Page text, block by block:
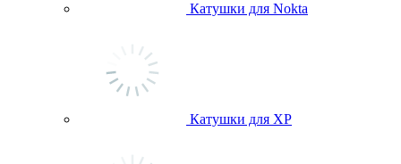
Катушки для Nokta
Катушки для ХР